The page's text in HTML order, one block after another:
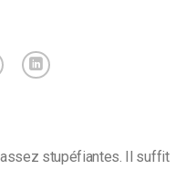
stupéfiantes. Il suffit